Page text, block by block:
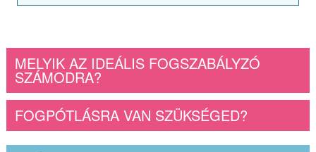
MELYIK AZ IDEÁLIS FOGSZABÁLYZÓ
SZÁMODRA?
FOGPÓTLÁSRA VAN SZÜKSÉGED?